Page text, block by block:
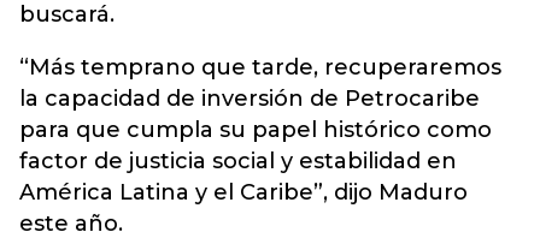
buscará.
“Más temprano que tarde, recuperaremos
la capacidad de inversión de Petrocaribe
para que cumpla su papel histórico como
factor de justicia social y estabilidad en
América Latina y el Caribe”, dijo Maduro
este año.